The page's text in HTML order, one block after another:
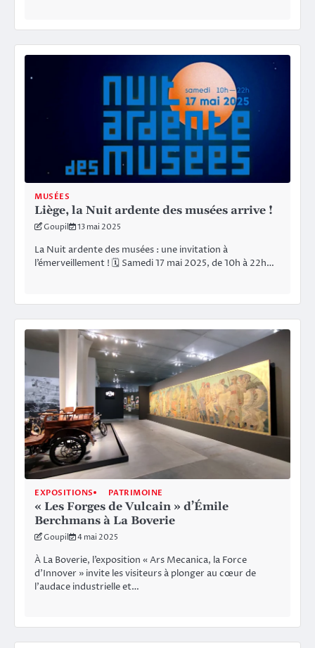
MUSÉES
Liège, la Nuit ardente des musées arrive !
Goupil 13 mai 2025
La Nuit ardente des musées : une invitation à
l’émerveillement ! 🗓 Samedi 17 mai 2025, de 10h à 22h…
EXPOSITIONS PATRIMOINE
« Les Forges de Vulcain » d’Émile
Berchmans à La Boverie
Goupil 4 mai 2025
À La Boverie, l’exposition « Ars Mecanica, la Force
d’Innover » invite les visiteurs à plonger au cœur de
l’audace industrielle et…